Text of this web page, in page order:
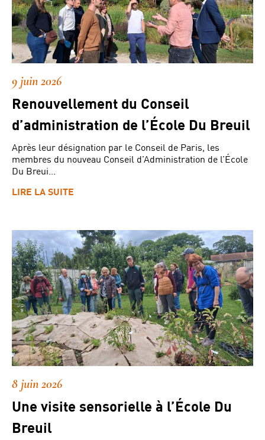
9 juin 2026
Renouvellement du Conseil
d’administration de l’École Du Breuil
Après leur désignation par le Conseil de Paris, les
membres du nouveau Conseil d’Administration de l’École
Du Breui...
LIRE LA SUITE
8 juin 2026
Une visite sensorielle à l’École Du
Breuil